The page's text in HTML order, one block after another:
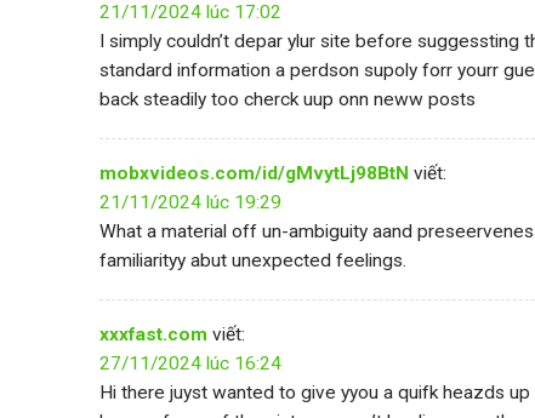
21/11/2024 lúc 17:02
I simply couldn’t depar ylur site before suggessting
standard information a perdson supoly forr yourr
back steadily too cherck uup onn neww posts
mobxvideos.com/id/gMvytLj98BtN viết:
21/11/2024 lúc 19:29
What a material off un-ambiguity aand
familiarityy abut unexpected feelings.
xxxfast.com viết:
27/11/2024 lúc 16:24
Hi there juyst wanted to give yyou a quifk heazds